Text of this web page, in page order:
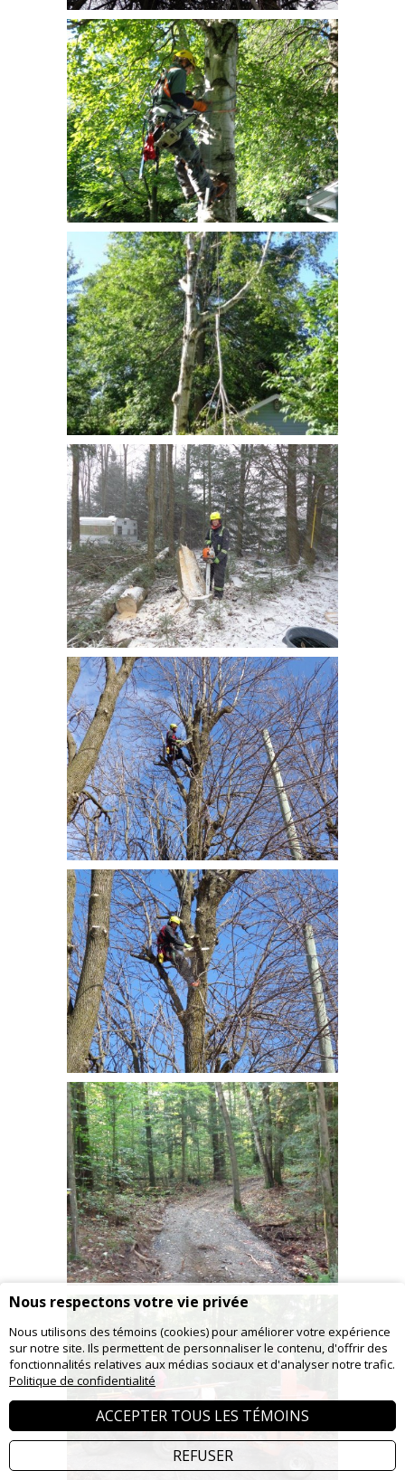
Nous respectons votre vie privée
Nous utilisons des témoins (cookies) pour améliorer votre expérience
sur notre site. Ils permettent de personnaliser le contenu, d'offrir des
fonctionnalités relatives aux médias sociaux et d'analyser notre trafic.
Politique de confidentialité
ACCEPTER TOUS LES TÉMOINS
REFUSER